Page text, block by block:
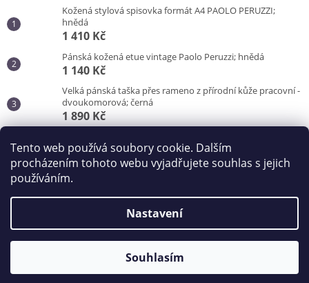
Tento web používá soubory cookie. Dalším
procházením tohoto webu vyjadřujete souhlas s jejich
používáním.
Nastavení
Souhlasím
Kožená stylová spisovka formát A4 PAOLO PERUZZI;
hnědá
1 410 Kč
Pánská kožená etue vintage Paolo Peruzzi; hnědá
1 140 Kč
Velká pánská taška přes rameno z přírodní kůže pracovní -
dvoukomorová; černá
1 890 Kč
870 Kč
Vytvořil Shoptet
Copyright 2026Kabelky od Hraběnky. Všechna práva
vyhrazena.